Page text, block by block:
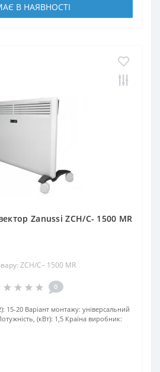
В НАЯВНОСТІ
Zanussi ZCH/С- 1500 MR
ZCH/С– 1500 MR
0
15-20 Варіант монтажу: універсальний
(кВт): 1,5 Країна виробник: